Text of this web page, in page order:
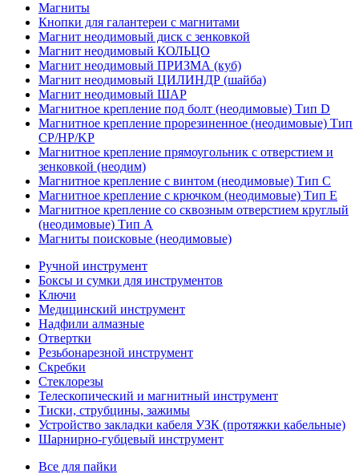
Магниты
Кнопки для галантереи с магнитами
Магнит неодимовый диск с зенковкой
Магнит неодимовый КОЛЬЦО
Магнит неодимовый ПРИЗМА (куб)
Магнит неодимовый ЦИЛИНДР (шайба)
Магнит неодимовый ШАР
Магнитное крепление под болт (неодимовые) Тип D
Магнитное крепление прорезиненное (неодимовые) Тип
CP/HP/KP
Магнитное крепление прямоугольник с отверстием и
зенковкой (неодим)
Магнитное крепление с винтом (неодимовые) Тип С
Магнитное крепление с крючком (неодимовые) Тип Е
Магнитное крепление со сквозным отверстием круглый
(неодимовые) Тип А
Магниты поисковые (неодимовые)
Ручной инструмент
Боксы и сумки для инструментов
Ключи
Медицинский инструмент
Надфили алмазные
Отвертки
Резьбонарезной инструмент
Скребки
Стеклорезы
Телескопический и магнитный инструмент
Тиски, струбцины, зажимы
Устройство закладки кабеля УЗК (протяжки кабельные)
Шарнирно-губцевый инструмент
Все для пайки